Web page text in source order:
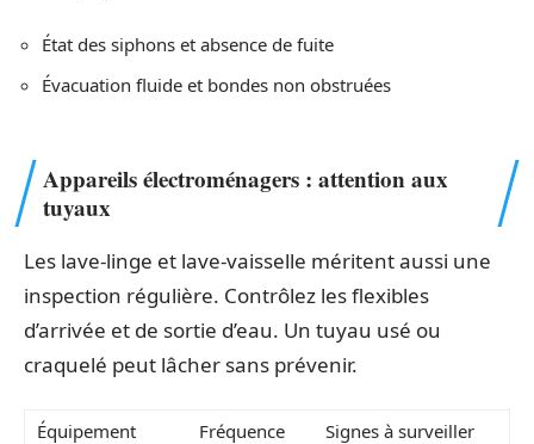
État des siphons et absence de fuite
Évacuation fluide et bondes non obstruées
Appareils électroménagers : attention aux
tuyaux
Les lave-linge et lave-vaisselle méritent aussi une
inspection régulière. Contrôlez les flexibles
d’arrivée et de sortie d’eau. Un tuyau usé ou
craquelé peut lâcher sans prévenir.
Équipement
Fréquence
Signes à surveiller